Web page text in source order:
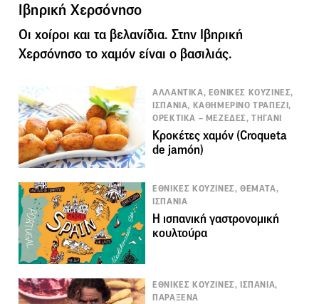
Ιβηρική Χερσόνησο
Οι χοίροι και τα βελανίδια. Στην Ιβηρική
Χερσόνησο το χαμόν είναι ο βασιλιάς.
ΑΛΛΑΝΤΙΚΑ, ΕΘΝΙΚΕΣ ΚΟΥΖΙΝΕΣ,
ΙΣΠΑΝΙΑ, ΚΑΘΗΜΕΡΙΝΟ ΤΡΑΠΕΖΙ,
ΟΡΕΚΤΙΚΑ – ΜΕΖΕΔΕΣ, ΤΗΓΑΝΙ
Κροκέτες χαμόν (Croqueta
de jamón)
ΕΘΝΙΚΕΣ ΚΟΥΖΙΝΕΣ, ΘΕΜΑΤΑ,
ΙΣΠΑΝΙΑ
Η ισπανική γαστρονομική
κουλτούρα
ΕΘΝΙΚΕΣ ΚΟΥΖΙΝΕΣ, ΙΣΠΑΝΙΑ,
ΠΑΡΑΞΕΝΑ